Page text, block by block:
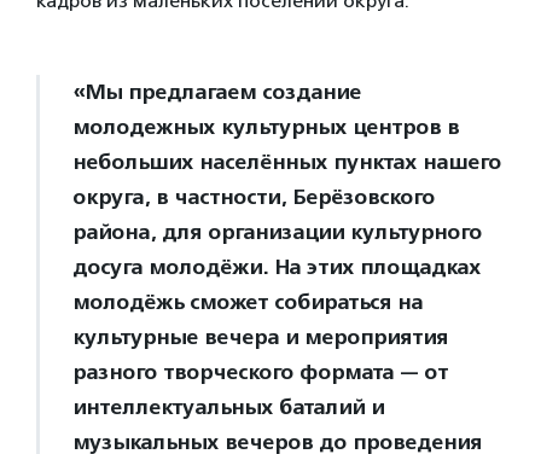
«Мы предлагаем создание
молодежных культурных центров в
небольших населённых пунктах нашего
округа, в частности, Берёзовского
района, для организации культурного
досуга молодёжи. На этих площадках
молодёжь сможет собираться на
культурные вечера и мероприятия
разного творческого формата — от
интеллектуальных баталий и
музыкальных вечеров до проведения